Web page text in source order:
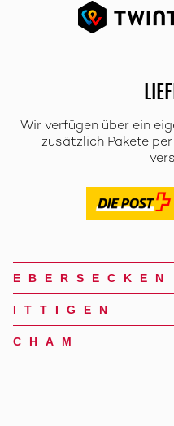
Wir verfügen über ein
zusätzlich Pakete
EBERSECKEN
ITTIGEN
CHAM